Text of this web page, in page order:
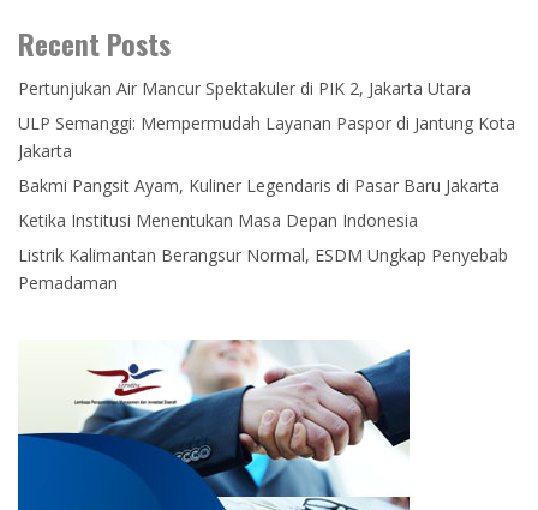
Recent Posts
Pertunjukan Air Mancur Spektakuler di PIK 2, Jakarta Utara
ULP Semanggi: Mempermudah Layanan Paspor di Jantung Kota
Jakarta
Bakmi Pangsit Ayam, Kuliner Legendaris di Pasar Baru Jakarta
Ketika Institusi Menentukan Masa Depan Indonesia
Listrik Kalimantan Berangsur Normal, ESDM Ungkap Penyebab
Pemadaman